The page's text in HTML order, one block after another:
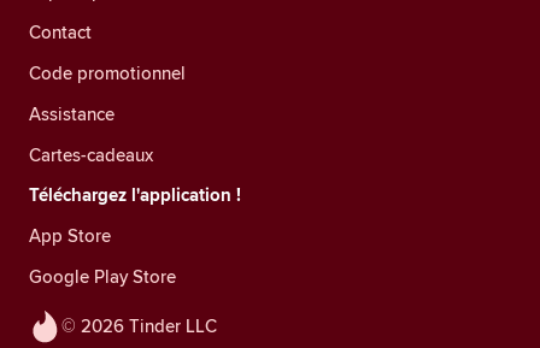
© 2026 Tinder LLC
Contact
Code promotionnel
Assistance
Cartes-cadeaux
Téléchargez l'application !
App Store
Google Play Store